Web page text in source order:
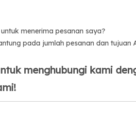
menerima pesanan saya?
pada jumlah pesanan dan tujuan
menghubungi kami